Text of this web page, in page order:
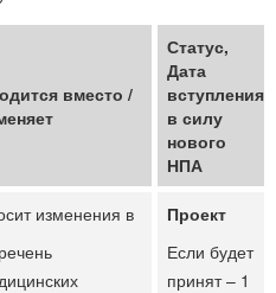
вместо /
Статус,
Дата
вступления
в силу
нового
НПА
изменения в
Проект
Если будет
принят – 1